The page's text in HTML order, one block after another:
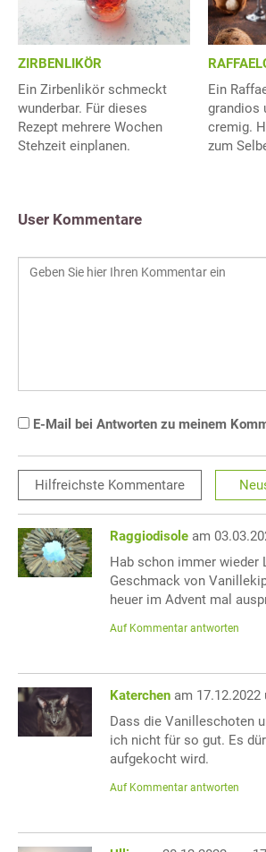
ZIRBENLIKÖR
Ein Zirbenlikör schmeckt
wunderbar. Für dieses
Rezept mehrere Wochen
Stehzeit einplanen.
Ein
grandios
cremig.
zum
User Kommentare
E-Mail bei Antworten zu meinem
Hilfreichste Kommentare
Raggiodisole am
Hab schon immer wieder
Geschmack von
heuer im Advent mal
Auf Kommentar antworten
Katerchen am 17.12.2022
Dass die Vanilleschoten
ich nicht für so gut. Es
aufgekocht wird.
Auf Kommentar antworten